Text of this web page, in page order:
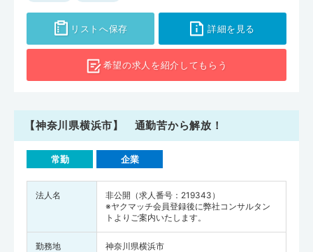
リストへ保存 詳細を見る
希望の求人を紹介してもらう
【神奈川県横浜市】 通勤苦から解放！
常勤 企業
法人名
非公開（求人番号：219343）
※ヤクマッチ会員登録後に弊社コンサルタン
トよりご案内いたします。
勤務地 神奈川県横浜市